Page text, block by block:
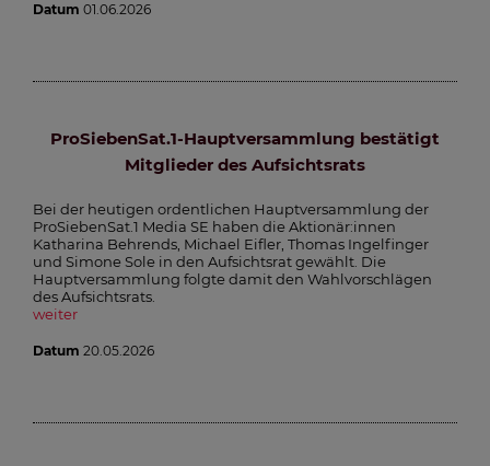
Datum 01.06.2026
ProSiebenSat.1-Hauptversammlung bestätigt
Mitglieder des Aufsichtsrats
Bei der heutigen ordentlichen Hauptversammlung der
ProSiebenSat.1 Media SE haben die Aktionär:innen
Katharina Behrends, Michael Eifler, Thomas Ingelfinger
und Simone Sole in den Aufsichtsrat gewählt. Die
Hauptversammlung folgte damit den Wahlvorschlägen
des Aufsichtsrats.
weiter
Datum 20.05.2026